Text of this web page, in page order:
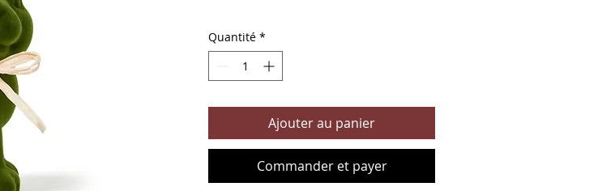
Quantité *
Ajouter au panier
Commander et payer